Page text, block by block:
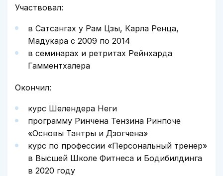
Участвовал:
в Сатсангах у Рам Цзы, Карла Ренца,
Мадукара с 2009 по 2014
в семинарах и ретритах Рейнхарда
Гамментхалера
Окончил:
курс Шелендера Неги
программу Ринчена Тензина Ринпоче
«Основы Тантры и Дзогчена»
курс по профессии «Персональный тренер»
в Высшей Школе Фитнеса и Бодибилдинга
в 2020 году